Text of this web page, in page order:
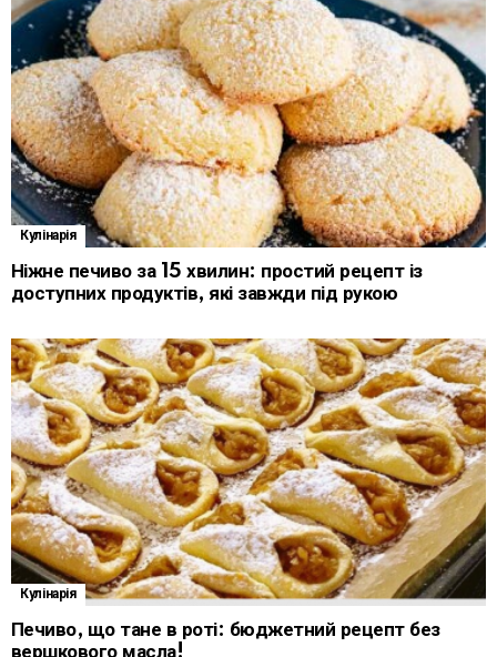
Кулінарія
Ніжне печиво за 15 хвилин: простий рецепт із
доступних продуктів, які завжди під рукою
Кулінарія
Печиво, що тане в роті: бюджетний рецепт без
вершкового масла!